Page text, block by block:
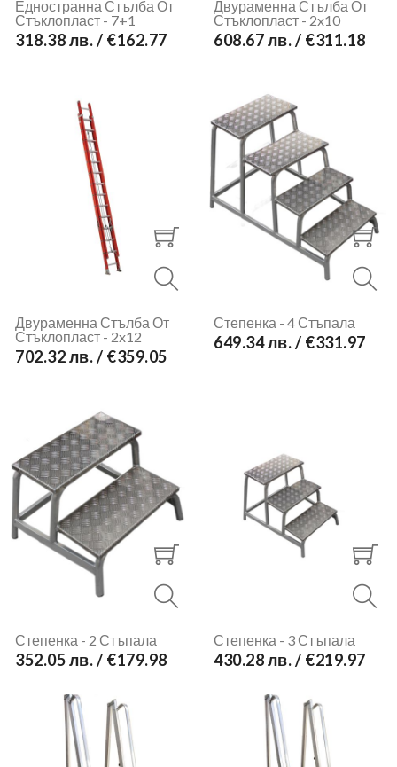
Едностранна Стълба От
Стъклопласт - 7+1
318.38 лв. / €162.77
Двураменна Стълба От
Стъклопласт - 2x10
608.67 лв. / €311.18
Двураменна Стълба От
Стъклопласт - 2x12
702.32 лв. / €359.05
Степенка - 4 Стъпала
649.34 лв. / €331.97
Степенка - 2 Стъпала
352.05 лв. / €179.98
Степенка - 3 Стъпала
430.28 лв. / €219.97